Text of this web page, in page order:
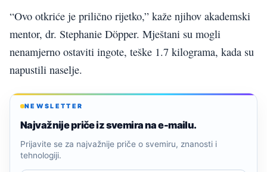
“Ovo otkriće je prilično rijetko,” kaže njihov akademski
mentor, dr. Stephanie Döpper. Mještani su mogli
nenamjerno ostaviti ingote, teške 1.7 kilograma, kada su
napustili naselje.
NEWSLETTER
Najvažnije priče iz svemira na e-mailu.
Prijavite se za najvažnije priče o svemiru, znanosti i
tehnologiji.